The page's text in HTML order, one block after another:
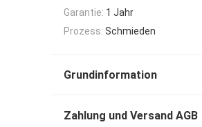
Garantie: 1 Jahr
Prozess: Schmieden
Grundinformation
Zahlung und Versand AGB